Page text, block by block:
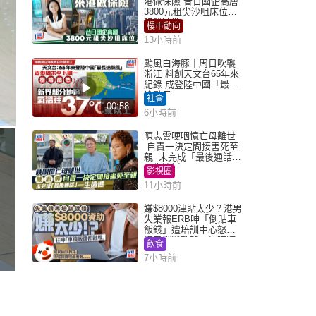
3800元租尖沙咀床位｜
租盤Million
樓市動向
13小時前
00:58
颱風白海豚｜周日吹襲
浙江 料創天文台65年來
紀錄 成登陸中國「最長
途颱風」
社會
6小時前
陳志雲哽咽憶亡母離世
自責一決定間接害死至
親 未完成「最後通話」
一生遺憾
影視圈
11小時前
嫌$8000津貼太少？港男
失業報ERB呻「倒貼車
飯錢」遭培訓中心怒轟
網民幽默教路：揀呢類
課程唔會蝕...
飲食
7小時前